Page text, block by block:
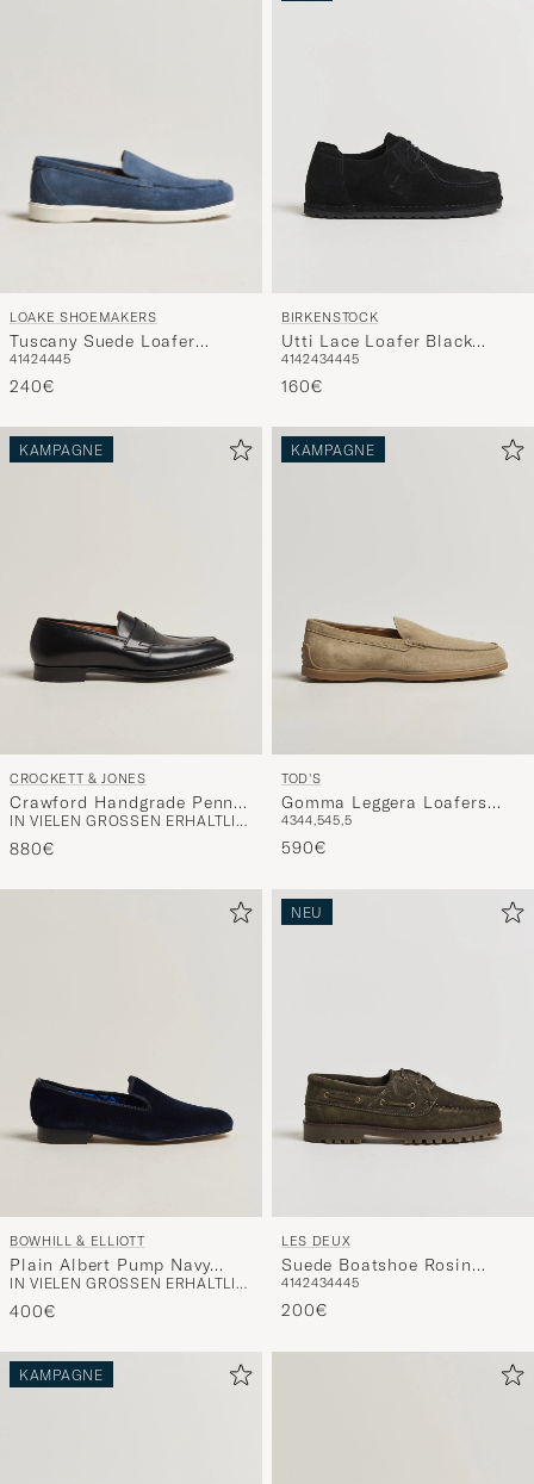
LOAKE SHOEMAKERS
Tuscany Suede Loafer
Denim
41424445
240€
BIRKENSTOCK
Utti Lace Loafer Black
Suede
4142434445
160€
KAMPAGNE
CROCKETT & JONES
Crawford Handgrade Penny
Loafer Black Calf
IN VIELEN GRÖSSEN ERHÄLTLICH
880€
KAMPAGNE
TOD'S
Gomma Leggera Loafers
Light Beige Suede
4344,545,5
590€
BOWHILL & ELLIOTT
Plain Albert Pump Navy
Velvet
IN VIELEN GRÖSSEN ERHÄLTLICH
400€
NEU
LES DEUX
Suede Boatshoe Rosin
Green
4142434445
200€
KAMPAGNE